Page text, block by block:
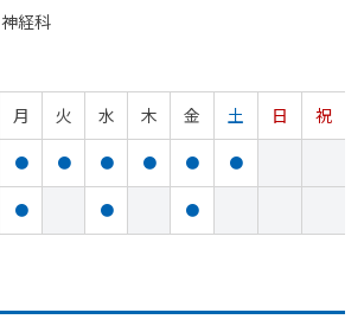
経科
月 火 水 木 金 土 日
祝
● ● ● ● ● ●
● ● ●